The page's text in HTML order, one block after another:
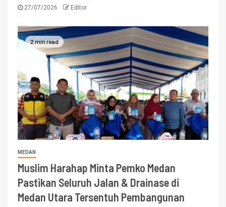
27/07/2026 Editor
2 min read
MEDAN
Muslim Harahap Minta Pemko Medan
Pastikan Seluruh Jalan & Drainase di
Medan Utara Tersentuh Pembangunan